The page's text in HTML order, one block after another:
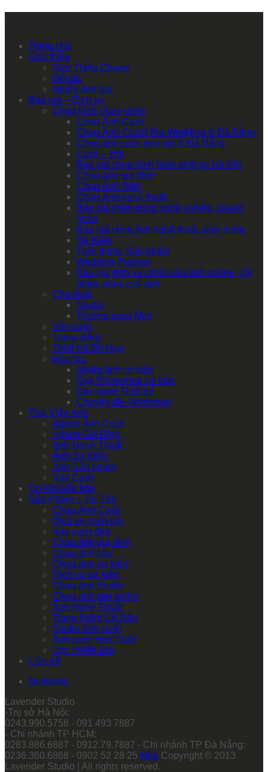
Trang chủ
Giới thiệu
Giới Thiệu Chung
Đối tác
Nhiếp ảnh gia
Báo giá – Dịch vụ
Chụp hình Quay phim
Chụp Ảnh Cưới
Chụp Ảnh Cưới| Pre-Wedding ở Đà Nẵng
Chụp ảnh cưới trọn gói ở Đà Nẵng
Cưới – Hỏi
Báo giá chụp hình Sinh nhật tại Hà Nội
Chụp ảnh gia đình
Chụp Ảnh Bầu
Chụp Ảnh nghệ thuật
Báo giá chân dung nghề nghiệp, doanh
nhân
Báo giá chụp ảnh nghệ thuật sexy nude
Sự Kiện
Thời trang- Sản phẩm
Wedding Planner
Báo giá dịch vụ chỉnh sửa ảnh online, cắt
ghép, phục chế ảnh
Cho thuê
Studio
Trường quay Mini
Váy cưới
Trang điểm
Thiết Kế Đồ Họa
Đào tạo
Nhiếp ảnh cơ bản
Dạy Photoshop cơ bản
Dạy nghề Thiết kế
Chuyên đề- Workshop
Thư Viện Ảnh
Album Ảnh Cưới
Album Gia Đình
Ảnh Nghệ Thuật
Ảnh Sự Kiện
Ảnh Sản phẩm
Váy Cưới
Tin Khuyến Mại
Sản Phẩm – Tin Tức
Chụp Ảnh Cưới
Dịch vụ cưới hỏi
Váy cưới đẹp
Chụp ảnh gia đình
Chụp ảnh bầu
Chụp ảnh sự kiện
Dịch vụ sự kiện
Chụp ảnh Profile
Chụp ảnh sản phẩm
Ảnh Nghệ Thuật
Trang Điểm Cô Dâu
Studio ảnh cưới
Ảnh cưới Hàn Quốc
Học nhiếp ảnh
Liên hệ
facebook
Lavender Studio
-Trụ sở Hà Nội:
0243.990.5758 - 091 493 7887
- Chi nhánh TP HCM:
0283.886.6887 - 0912.79.7887 - Chi nhánh TP Đà Nẵng:
0236.360.6868 - 0902 52 28 25 Map Copyright © 2013
Lavender Studio | All rights reserved.